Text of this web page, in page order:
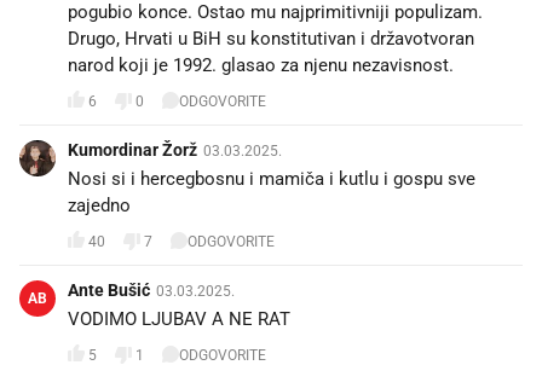
pogubio konce. Ostao mu najprimitivniji populizam.
Drugo, Hrvati u BiH su konstitutivan i državotvoran
narod koji je 1992. glasao za njenu nezavisnost.
6 0 ODGOVORITE
Kumordinar Žorž 03.03.2025.
Nosi si i hercegbosnu i mamiča i kutlu i gospu sve
zajedno 😁
40 7 ODGOVORITE
AB Ante Bušić 03.03.2025.
VODIMO LJUBAV A NE RAT
5 1 ODGOVORITE